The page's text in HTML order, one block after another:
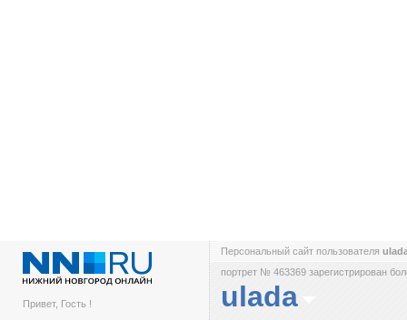
Привет, Гость !
Персональный сайт пользователя
портрет № 463369 зарегистрирован
ulada